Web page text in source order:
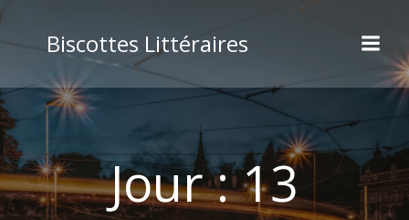
au
contenu
Biscottes Littéraires
Jour :13